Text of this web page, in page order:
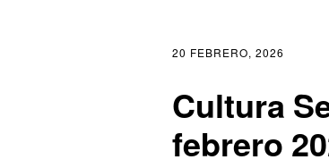
20 FEBRERO, 2026
Cultura
febrero